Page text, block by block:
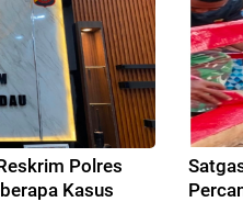
Polres
Kasus